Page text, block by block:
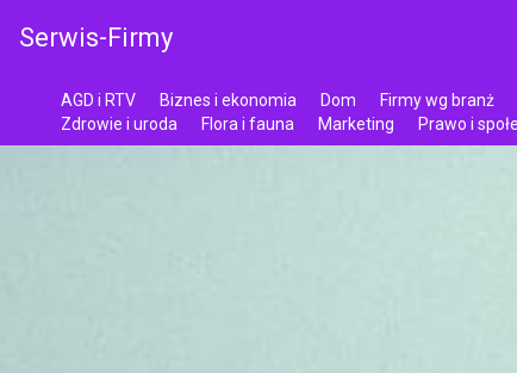
Serwis-Firmy
AGD i RTV Biznes i ekonomia Dom Firmy wg branż
Zdrowie i uroda
Flora i fauna Marketing Prawo i